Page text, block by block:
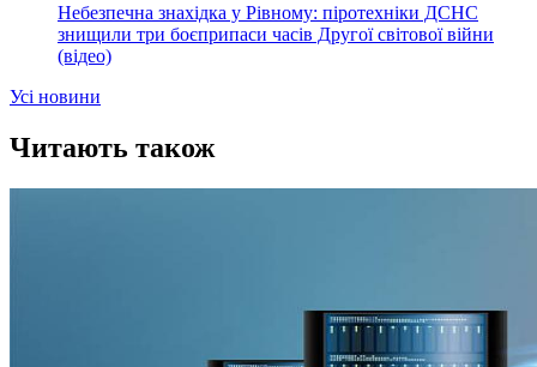
Небезпечна знахідка у Рівному: піротехніки ДСНС
знищили три боєприпаси часів Другої світової війни
(відео)
Усi новини
Читають також